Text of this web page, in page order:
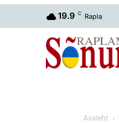
19.9 C Rapla
Avaleht